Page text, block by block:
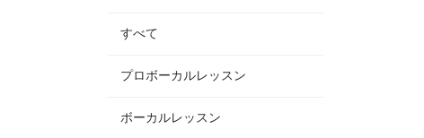
すべて
プロボーカルレッスン
ボーカルレッスン